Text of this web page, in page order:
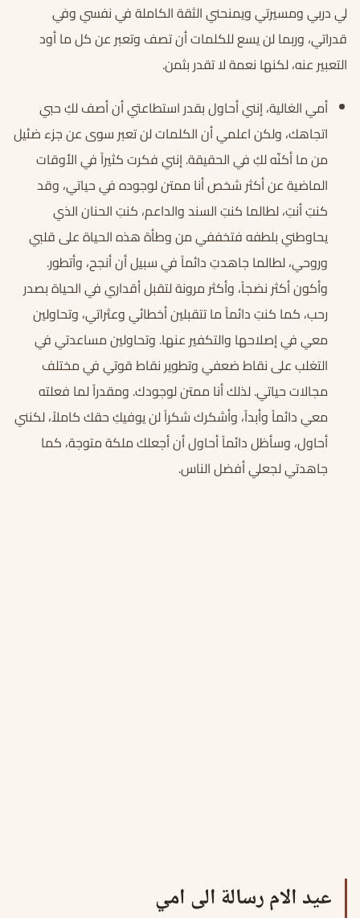
لي دربي ومسيرتي ويمنحني الثقة الكاملة في نفسي وفي
قدراتي، وربما لن يسع للكلمات أن تصف وتعبر عن كل ما أود
التعبير عنه، لكنها نعمة لا تقدر بثمن.
أمي الغالية، إنني أحاول بقدر استطاعتي أن أصف لكِ حبي
اتجاهك، ولكن اعلمي أن الكلمات لن تعبر سوى عن جزء ضئيل
من ما أكنّه لكِ في الحقيقة. إنني فكرت كثيراً في الأوقات
الماضية عن أكثر شخص أنا ممتن لوجوده في حياتي، وقد
كنتِ أنتِ، لطالما كنتِ السند والداعم، كنتِ الحنان الذي
يحاوطني بلطفه فتخففي من وطأة هذه الحياة على قلبي
وروحي، لطالما جاهدتِ دائماً في سبيل أن أنجح، وأتطور.
وأكون أكثر نضجاً، وأكثر مرونة لتقبل أقداري في الحياة بصدر
رحب، كما كنتِ دائماً ما تتقبلين أخطائي وعثراتي، وتحاولين
معي في إصلاحها والتكفير عنها. وتحاولين مساعدتي في
التغلب على نقاط ضعفي وتطوير نقاط قوتي في مختلف
مجالات حياتي. لذلك أنا ممتن لوجودك. ومقدراً لما فعلته
معي دائماً وأبداً، وأشكرك شكراً لن يوفيكِ حقك كاملاً، لكنني
أحاول، وسأظل دائماً أحاول أن أجعلك ملكة متوجة، كما
جاهدتي لجعلي أفضل الناس.
عيد الام رسالة الى امي